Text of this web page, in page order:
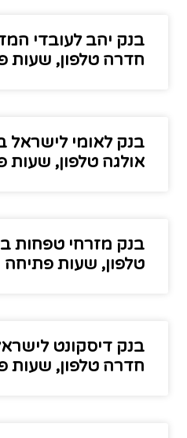
בנק יהב לעובדי
חדרה טלפון, שעות
בנק לאומי לישראל
אולגה טלפון, שעות
בנק מזרחי טפחות
טלפון, שעות פתיחה
בנק דיסקונט
חדרה טלפון, שעות